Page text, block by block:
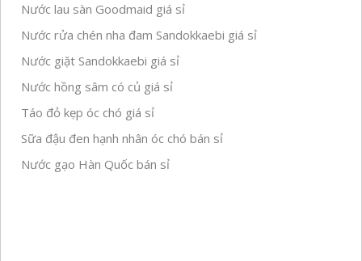
Nước lau sàn Goodmaid giá sỉ
Nước rửa chén nha đam Sandokkaebi giá sỉ
Nước giặt Sandokkaebi giá sỉ
Nước hồng sâm có củ giá sỉ
Táo đỏ kẹp óc chó giá sỉ
Sữa đậu đen hạnh nhân óc chó bán sỉ
Nước gạo Hàn Quốc bán sỉ